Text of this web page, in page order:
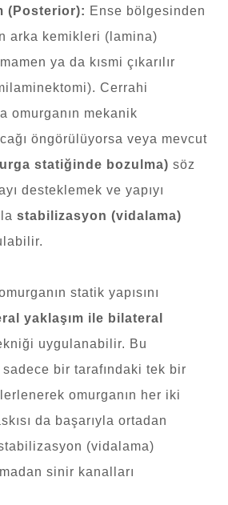
(Posterior): Ense bölgesinden
arka kemikleri (lamina)
ya da kısmi çıkarılır
Cerrahi
omurganın mekanik
öngörülüyorsa veya mevcut
statiğinde bozulma) söz
desteklemek ve yapıyı
stabilizasyon (vidalama)
statik yapısını
yaklaşım ile bilateral
uygulanabilir. Bu
bir tarafındaki tek bir
omurganın her iki
da başarıyla ortadan
stabilizasyon (vidalama)
sinir kanalları